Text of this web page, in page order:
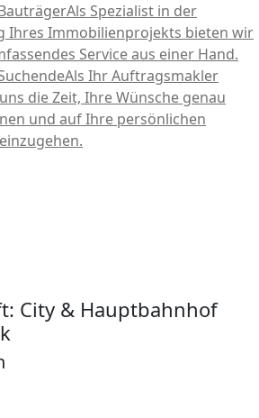
Als Spezialist in der
Ihres Immobilienprojekts bieten wir
Service aus einer Hand.
Als Ihr Auftragsmakler
die Zeit, Ihre Wünsche genau
und auf Ihre persönlichen
City & Hauptbahnhof